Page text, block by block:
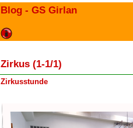
Blog - GS Girlan
Zirkus (1-1/1)
Zirkusstunde